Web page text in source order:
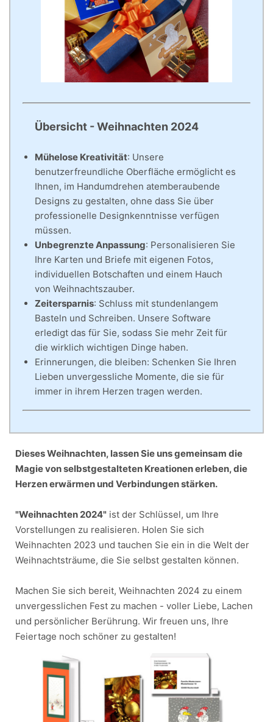
Übersicht - Weihnachten 2024
Mühelose Kreativität: Unsere
benutzerfreundliche Oberfläche ermöglicht es
Ihnen, im Handumdrehen atemberaubende
Designs zu gestalten, ohne dass Sie über
professionelle Designkenntnisse verfügen
müssen.
Unbegrenzte Anpassung: Personalisieren Sie
Ihre Karten und Briefe mit eigenen Fotos,
individuellen Botschaften und einem Hauch
von Weihnachtszauber.
Zeitersparnis: Schluss mit stundenlangem
Basteln und Schreiben. Unsere Software
erledigt das für Sie, sodass Sie mehr Zeit für
die wirklich wichtigen Dinge haben.
Erinnerungen, die bleiben: Schenken Sie Ihren
Lieben unvergessliche Momente, die sie für
immer in ihrem Herzen tragen werden.
Dieses Weihnachten, lassen Sie uns gemeinsam die
Magie von selbstgestalteten Kreationen erleben, die
Herzen erwärmen und Verbindungen stärken.
"Weihnachten 2024" ist der Schlüssel, um Ihre
Vorstellungen zu realisieren. Holen Sie sich
Weihnachten 2023 und tauchen Sie ein in die Welt der
Weihnachtsträume, die Sie selbst gestalten können.
Machen Sie sich bereit, Weihnachten 2024 zu einem
unvergesslichen Fest zu machen - voller Liebe, Lachen
und persönlicher Berührung. Wir freuen uns, Ihre
Feiertage noch schöner zu gestalten!